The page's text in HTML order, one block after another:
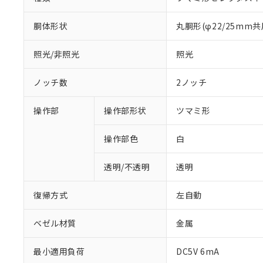
胴体形状 丸胴形(φ22/25mm共
照光/非照光 照光
ノッチ数 2ノッチ
操作部 操作部形状 ツマミ形
操作部色 白
透明/不透明 透明
復帰方式 左自動
ベゼル材質 金属
最小適用負荷 DC5V 6mA
※1 対応状況